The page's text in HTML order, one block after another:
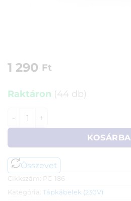
1 290 Ft
Raktáron (44 db)
KOSÁRBA
Összevet
Cikkszám: PC-186
Kategória: Tápkábelek (230V)